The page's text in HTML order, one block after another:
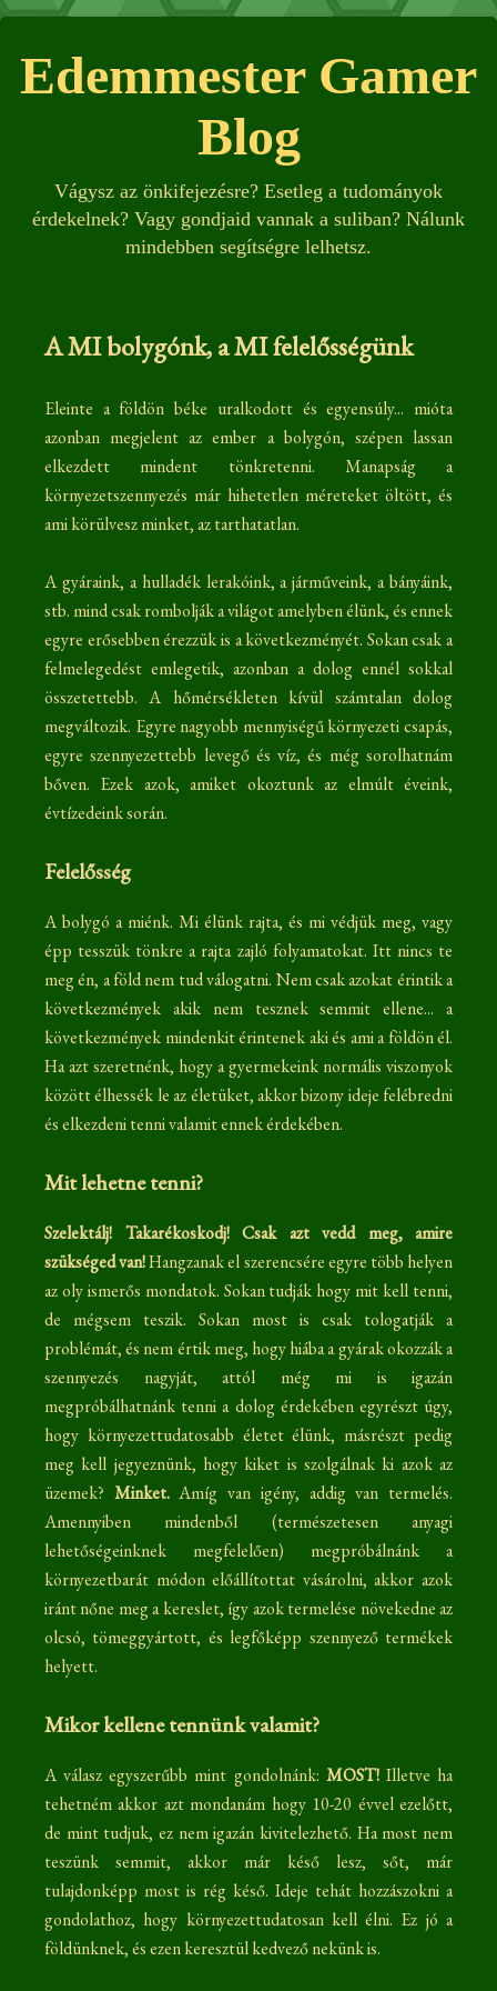
Edemmester Gamer
Blog
Vágysz az önkifejezésre? Esetleg a tudományok
érdekelnek? Vagy gondjaid vannak a suliban? Nálunk
mindebben segítségre lelhetsz.
A MI bolygónk, a MI felelősségünk
Eleinte a földön béke uralkodott és egyensúly... mióta
azonban megjelent az ember a bolygón, szépen lassan
elkezdett mindent tönkretenni. Manapság a
környezetszennyezés már hihetetlen méreteket öltött, és
ami körülvesz minket, az tarthatatlan.
A gyáraink, a hulladék lerakóink, a járműveink, a bányáink,
stb. mind csak rombolják a világot amelyben élünk, és ennek
egyre erősebben érezzük is a következményét. Sokan csak a
felmelegedést emlegetik, azonban a dolog ennél sokkal
összetettebb. A hőmérsékleten kívül számtalan dolog
megváltozik. Egyre nagyobb mennyiségű környezeti csapás,
egyre szennyezettebb levegő és víz, és még sorolhatnám
bőven. Ezek azok, amiket okoztunk az elmúlt éveink,
évtízedeink során.
Felelősség
A bolygó a miénk. Mi élünk rajta, és mi védjük meg, vagy
épp tesszük tönkre a rajta zajló folyamatokat. Itt nincs te
meg én, a föld nem tud válogatni. Nem csak azokat érintik a
következmények akik nem tesznek semmit ellene... a
következmények mindenkit érintenek aki és ami a földön él.
Ha azt szeretnénk, hogy a gyermekeink normális viszonyok
között élhessék le az életüket, akkor bizony ideje felébredni
és elkezdeni tenni valamit ennek érdekében.
Mit lehetne tenni?
Szelektálj! Takarékoskodj! Csak azt vedd meg, amire
szükséged van!Hangzanak el szerencsére egyre több helyen
az oly ismerős mondatok. Sokan tudják hogy mit kell tenni,
de mégsem teszik. Sokan most is csak tologatják a
problémát, és nem értik meg, hogy hiába a gyárak okozzák a
szennyezés nagyját, attól még mi is igazán
megpróbálhatnánk tenni a dolog érdekében egyrészt úgy,
hogy környezettudatosabb életet élünk, másrészt pedig
meg kell jegyeznünk, hogy kiket is szolgálnak ki azok az
üzemek? Minket.Amíg van igény, addig van termelés.
Amennyiben mindenből (természetesen anyagi
lehetőségeinknek megfelelően) megpróbálnánk a
környezetbarát módon előállítottat vásárolni, akkor azok
iránt nőne meg a kereslet, így azok termelése növekedne az
olcsó, tömeggyártott, és legfőképp szennyező termékek
helyett.
Mikor kellene tennünk valamit?
A válasz egyszerűbb mint gondolnánk: MOST! Illetve ha
tehetném akkor azt mondanám hogy 10-20 évvel ezelőtt,
de mint tudjuk, ez nem igazán kivitelezhető. Ha most nem
teszünk semmit, akkor már késő lesz, sőt, már
tulajdonképp most is rég késő. Ideje tehát hozzászokni a
gondolathoz, hogy környezettudatosan kell élni. Ez jó a
földünknek, és ezen keresztül kedvező nekünk is.